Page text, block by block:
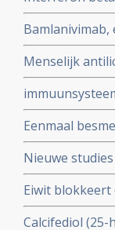
behandeling
Interferon
met het
uitstekende
Menselijk
kunnen
wachten op
Eenmaal
studie.
waarschijnlijk
Nieuwe
langdurige
Eiwit
mondkapje
Calcifediol